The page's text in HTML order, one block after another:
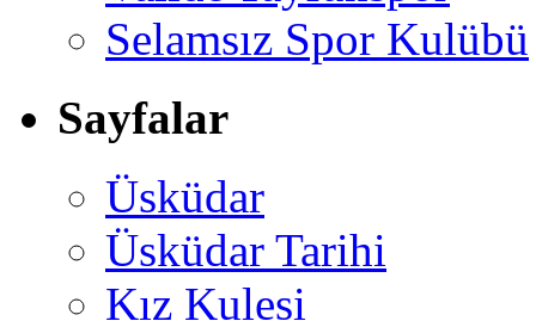
Selamsız Spor Kulübü
Sayfalar
Üsküdar
Üsküdar Tarihi
Kız Kulesi